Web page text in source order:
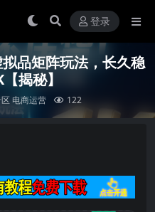
登录
品矩阵玩法，长久稳
揭秘】
电商运营 122